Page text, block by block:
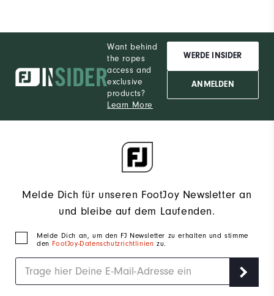
Want behind
the ropes
access and
exclusive
products?
Learn More
WERDE INSIDER
ANMELDEN
Melde Dich für unseren FootJoy Newsletter an
und bleibe auf dem Laufenden.
Melde Dich an, um den FJ Newsletter zu erhalten und stimme
den FootJoy-Datenschutzrichtlinienzu.